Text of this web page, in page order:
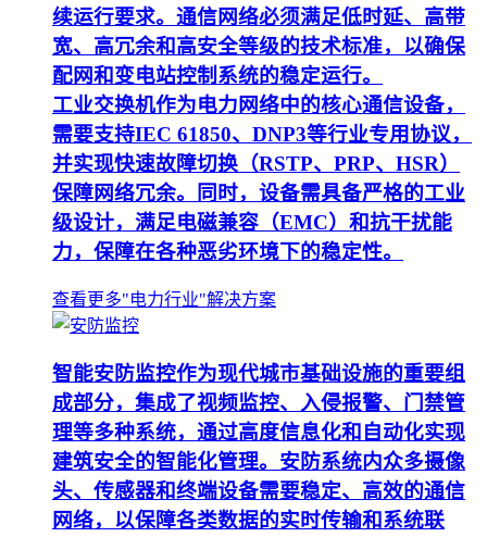
续运行要求。通信网络必须满足低时延、高带
宽、高冗余和高安全等级的技术标准，以确保
配网和变电站控制系统的稳定运行。
工业交换机作为电力网络中的核心通信设备，
需要支持IEC 61850、DNP3等行业专用协议，
并实现快速故障切换（RSTP、PRP、HSR）
保障网络冗余。同时，设备需具备严格的工业
级设计，满足电磁兼容（EMC）和抗干扰能
力，保障在各种恶劣环境下的稳定性。
查看更多"电力行业"解决方案
智能安防监控作为现代城市基础设施的重要组
成部分，集成了视频监控、入侵报警、门禁管
理等多种系统，通过高度信息化和自动化实现
建筑安全的智能化管理。安防系统内众多摄像
头、传感器和终端设备需要稳定、高效的通信
网络，以保障各类数据的实时传输和系统联